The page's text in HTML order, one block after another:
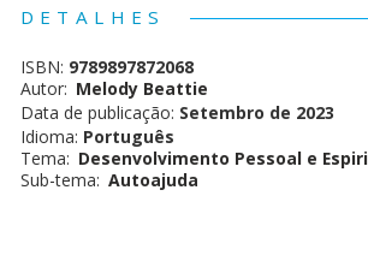
Codependência
DETALHES
ISBN: 9789897872068
Autor: Melody Beattie
Data de publicação: Setembro de 2023
Idioma: Português
Tema: Desenvolvimento Pessoal e
Sub-tema: Autoajuda